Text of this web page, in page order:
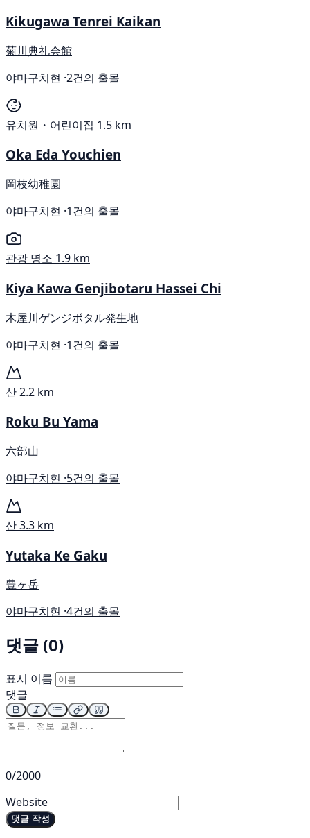
Kikugawa Tenrei Kaikan
菊川典礼会館
야마구치현 ·2건의 출몰
유치원・어린이집 1.5 km
Oka Eda Youchien
岡枝幼稚園
야마구치현 ·1건의 출몰
관광 명소 1.9 km
Kiya Kawa Genjibotaru Hassei Chi
木屋川ゲンジボタル発生地
야마구치현 ·1건의 출몰
산2.2 km
Roku Bu Yama
六部山
야마구치현 ·5건의 출몰
산3.3 km
Yutaka Ke Gaku
豊ヶ岳
야마구치현 ·4건의 출몰
댓글 (0)
표시 이름
댓글
0/2000
Website
댓글 작성